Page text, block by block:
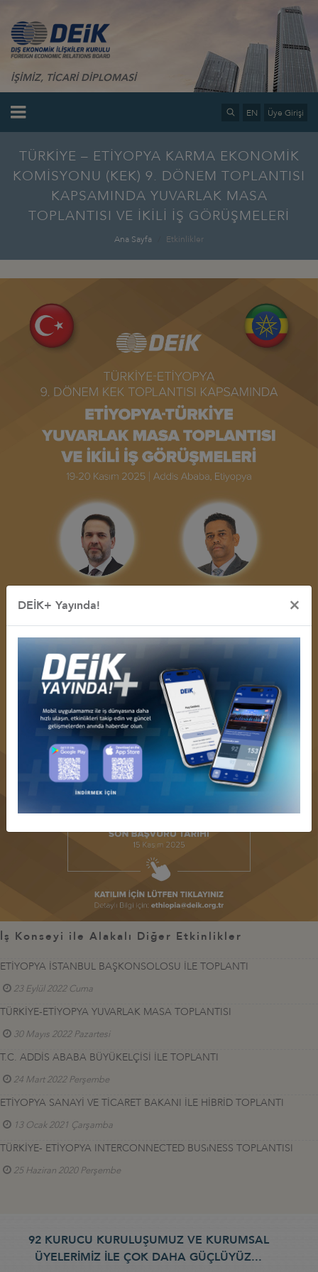
İŞİMİZ, TİCARİ DİPLOMASİ
EN Üye Girişi
TÜRKİYE – ETİYOPYA KARMA EKONOMİK
KOMİSYONU (KEK) 9. DÖNEM TOPLANTISI
KAPSAMINDA YUVARLAK MASA
TOPLANTISI VE İKİLİ İŞ GÖRÜŞMELERİ
Ana Sayfa Etkinlikler
İş Konseyi ile Alakalı Diğer Etkinlikler
ETİYOPYA İSTANBUL BAŞKONSOLOSU İLE TOPLANTI
23 Eylül 2022 Cuma
TÜRKİYE-ETİYOPYA YUVARLAK MASA TOPLANTISI
30 Mayıs 2022 Pazartesi
T.C. ADDİS ABABA BÜYÜKELÇİSİ İLE TOPLANTI
24 Mart 2022 Perşembe
ETİYOPYA SANAYİ VE TİCARET BAKANI İLE HİBRİD TOPLANTI
13 Ocak 2021 Çarşamba
TÜRKİYE- ETİYOPYA INTERCONNECTED BUSıNESS TOPLANTISI
25 Haziran 2020 Perşembe
92 KURUCU KURULUŞUMUZ VE KURUMSAL
ÜYELERİMİZ İLE ÇOK DAHA GÜÇLÜYÜZ...
DEİK+ Yayında! ×